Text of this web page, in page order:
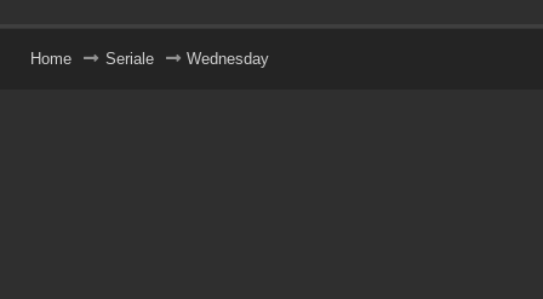
Home Seriale Wednesday